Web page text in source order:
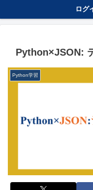
ログ
Python×JSON:
Python学習